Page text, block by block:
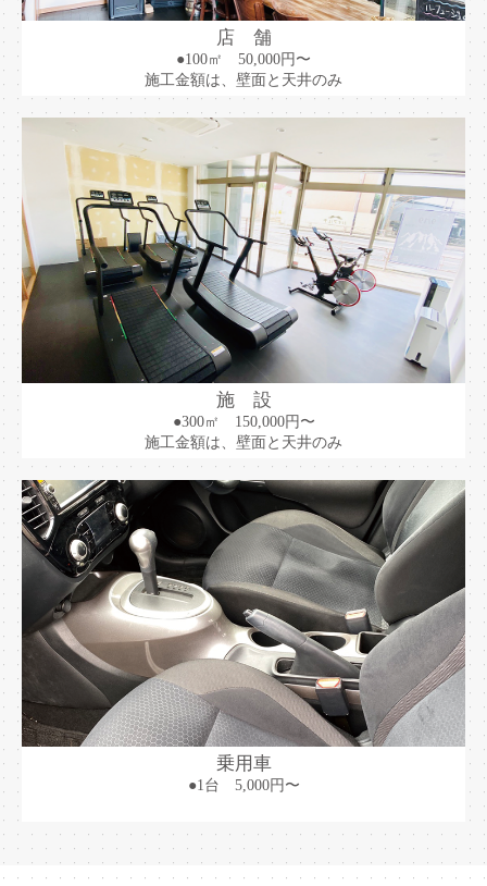
店 舗
●100㎡ 50,000円〜
施工金額は、壁面と天井のみ
施 設
●300㎡ 150,000円〜
施工金額は、壁面と天井のみ
乗用車
●1台 5,000円〜